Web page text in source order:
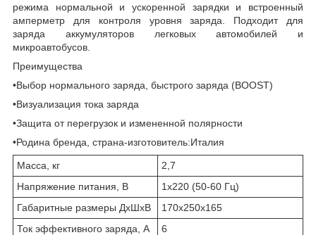
режима нормальной и ускоренной зарядки и встроенный
амперметр для контроля уровня заряда. Подходит для
заряда аккумуляторов легковых автомобилей и
микроавтобусов.
Преимущества
•Выбор нормального заряда, быстрого заряда (BOOST)
•Визуализация тока заряда
•Защита от перегрузок и измененной полярности
•Родина бренда, страна-изготовитель:Италия
Масса, кг
2,7
Напряжение питания, В
1х220 (50-60 Гц)
Габаритные размеры ДхШхВ
170х250х165
Ток эффективного заряда, А
6